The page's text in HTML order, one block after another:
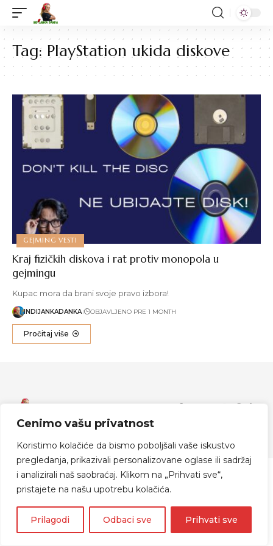
Cenimo vašu privatnost
Koristimo kolačiće da bismo poboljšali vaše iskustvo
pregledanja, prikazivali personalizovane oglase ili sadržaj
i analizirali naš saobraćaj. Klikom na „Prihvati sve“,
pristajete na našu upotrebu kolačića.
Prilagodi Odbaci sve Prihvati sve
Tag: PlayStation ukida diskove
GEJMING VESTI
Kraj fizičkih diskova i rat protiv monopola u
gejmingu
Kupac mora da brani svoje pravo izbora!
INDIJANKADANKA OBJAVLJENO PRE 1 MONTH
Pročitaj više
© 2024 Indijanka Danka